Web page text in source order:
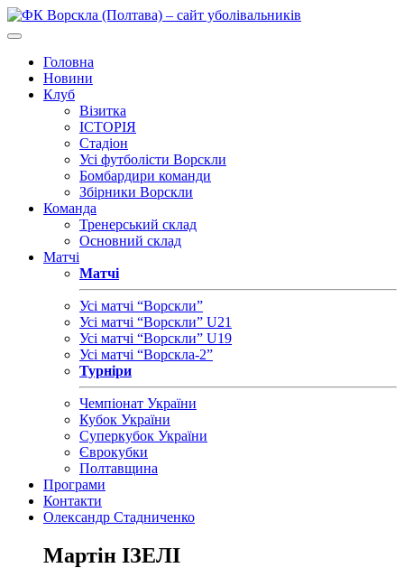
Головна
Новини
Клуб
Візитка
ІСТОРІЯ
Стадіон
Усі футболісти Ворскли
Бомбардири команди
Збірники Ворскли
Команда
Тренерський склад
Основний склад
Матчі
Матчі
Усі матчі “Ворскли”
Усі матчі “Ворскли” U21
Усі матчі “Ворскли” U19
Усі матчі “Ворскла-2”
Турніри
Чемпіонат України
Кубок України
Суперкубок України
Єврокубки
Полтавщина
Програми
Контакти
Олександр Стадниченко
Мартін ІЗЕЛІ